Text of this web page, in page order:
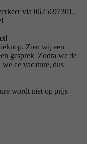
via 0625697301.
Zien wij een
gesprek. Zodra we de
we de vacature, dus
wordt niet op prijs